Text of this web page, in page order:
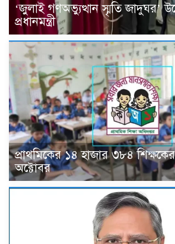
‘জুলাই গণঅভ্যুত্থান স্মৃতি জাদুঘর’
প্রধানমন্ত্রী
প্রাথমিকের ১৪ হাজার ৩৮৪
অক্টোবর